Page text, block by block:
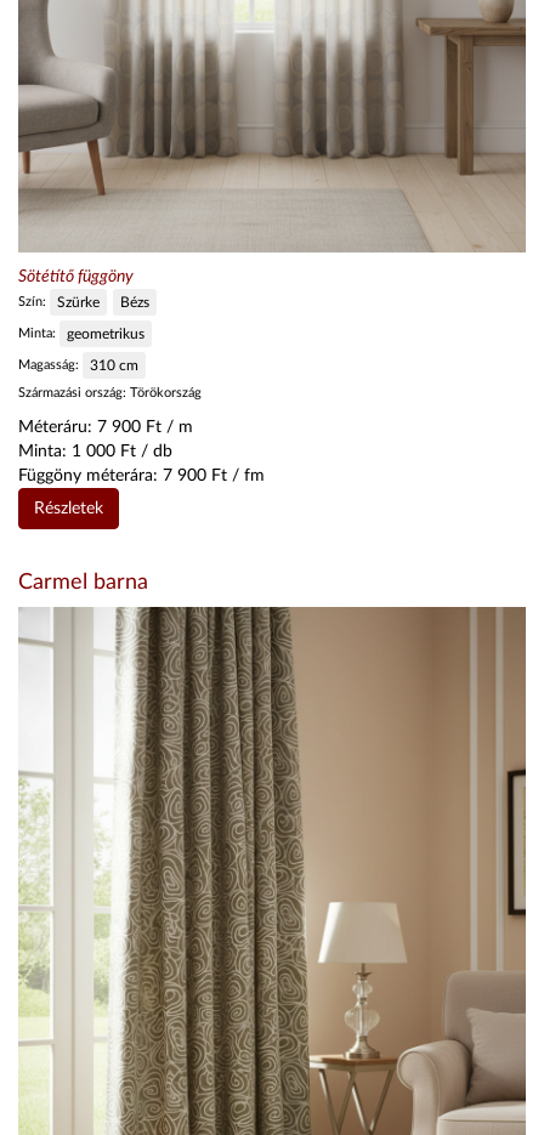
Sötétítő függöny
Szín: Szürke Bézs
Minta: geometrikus
Magasság: 310 cm
Származási ország: Törökország
Méteráru: 7 900 Ft / m
Minta: 1 000 Ft / db
Függöny méterára: 7 900 Ft / fm
Részletek
Carmel barna